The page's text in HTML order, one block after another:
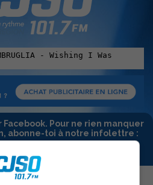
Pour ne rien manquer
abonne-toi à notre infolettre :